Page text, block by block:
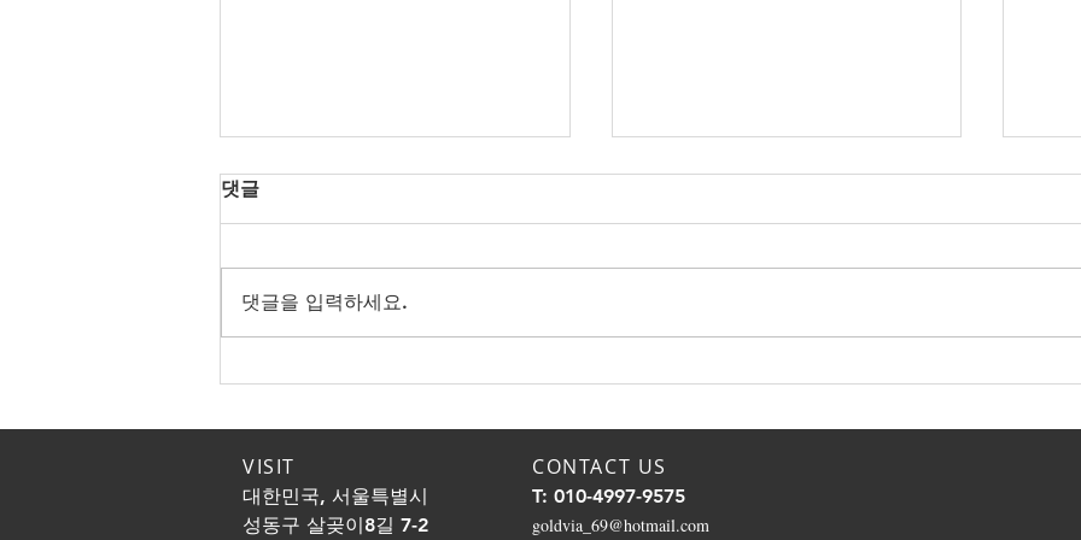
기는 방법
족도를 높이는 방법!
법
댓글
댓글을 입력하세요.
VISIT
대한민국, 서울특별시
성동구 살곶이8길 7-2
CONTACT US
T: 010-4997-9575
goldvia_69@hotmail.com